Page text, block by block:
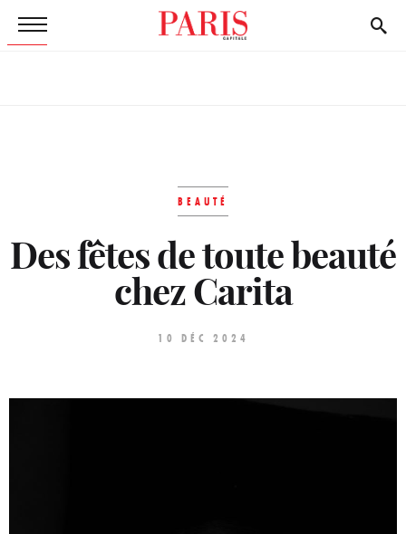
BEAUTÉ
Des fêtes de toute beauté
chez Carita
10 DÉC 2024